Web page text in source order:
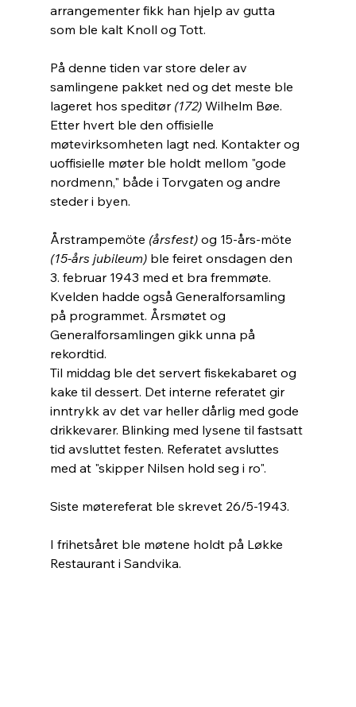
arrangementer fikk han hjelp av gutta
som ble kalt Knoll og Tott.
På denne tiden var store deler av
samlingene pakket ned og det meste ble
lageret hos speditør (172) Wilhelm Bøe.
Etter hvert ble den offisielle
møtevirksomheten lagt ned. Kontakter og
uoffisielle møter ble holdt mellom "gode
nordmenn," både i Torvgaten og andre
steder i byen.
Årstrampemöte (årsfest) og 15-års-möte
(15-års jubileum) ble feiret onsdagen den
3. februar 1943 med et bra fremmøte.
Kvelden hadde også Generalforsamling
på programmet. Årsmøtet og
Generalforsamlingen gikk unna på
rekordtid.
Til middag ble det servert fiskekabaret og
kake til dessert. Det interne referatet gir
inntrykk av det var heller dårlig med gode
drikkevarer. Blinking med lysene til fastsatt
tid avsluttet festen. Referatet avsluttes
med at "skipper Nilsen hold seg i ro".
Siste møtereferat ble skrevet 26/5-1943.
I frihetsåret ble møtene holdt på Løkke
Restaurant i Sandvika.